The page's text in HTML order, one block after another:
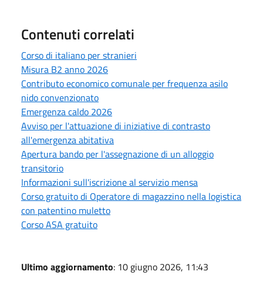
Contenuti correlati
Corso di italiano per stranieri
Misura B2 anno 2026
Contributo economico comunale per frequenza asilo
nido convenzionato
Emergenza caldo 2026
Avviso per l'attuazione di iniziative di contrasto
all'emergenza abitativa
Apertura bando per l'assegnazione di un alloggio
transitorio
Informazioni sull'iscrizione al servizio mensa
Corso gratuito di Operatore di magazzino nella logistica
con patentino muletto
Corso ASA gratuito
Ultimo aggiornamento: 10 giugno 2026, 11:43